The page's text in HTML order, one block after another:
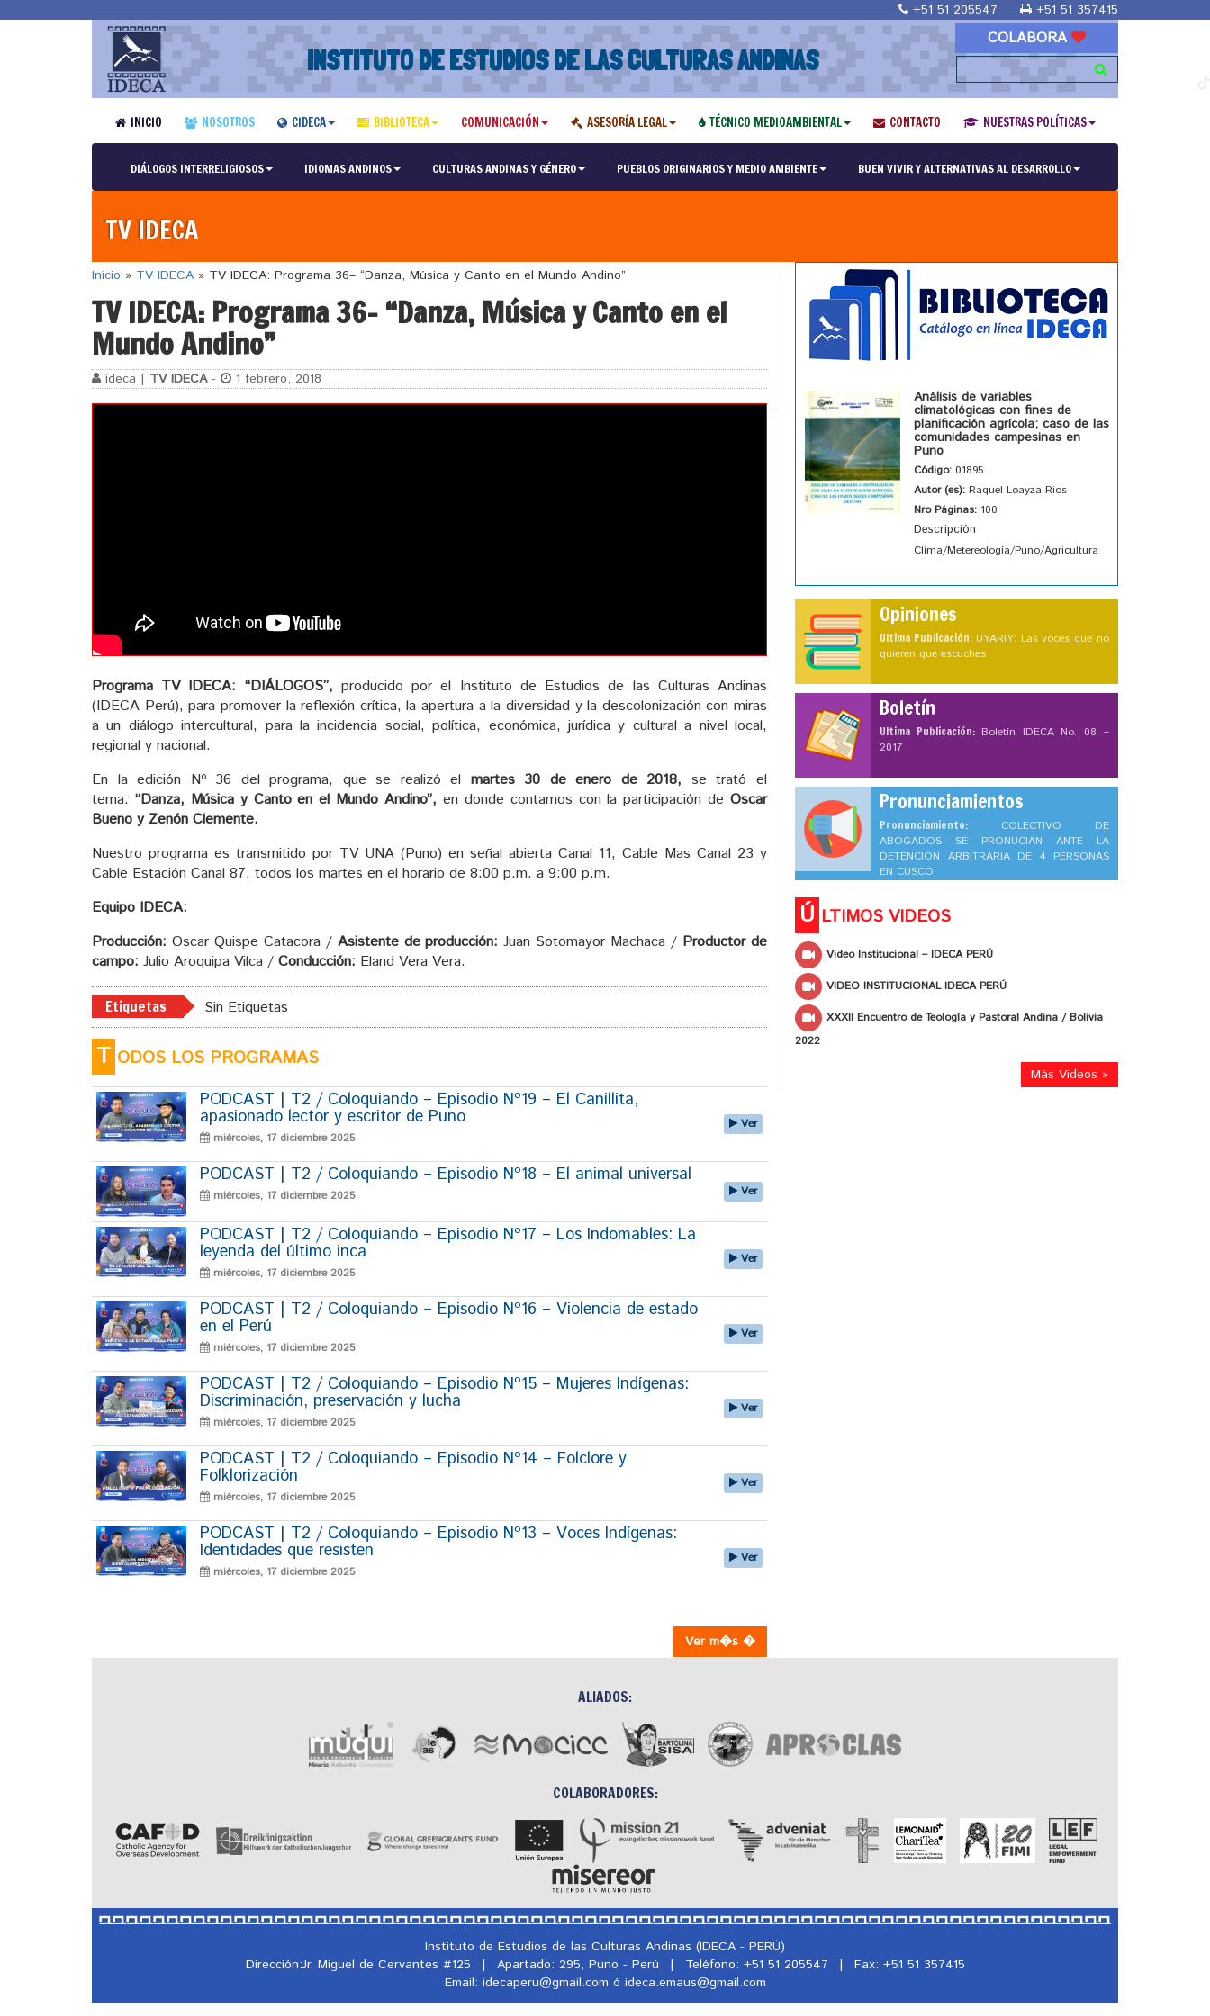
+51 51 205547 +51 51 357415
INSTITUTO DE ESTUDIOS DE LAS CULTURAS ANDINAS
COLABORA
INICIO NOSOTROS CIDECA BIBLIOTECA COMUNICACIÓN ASESORÍA LEGAL TÉCNICO MEDIOAMBIENTAL CONTACTO NUESTRAS POLÍTICAS
DIÁLOGOS INTERRELIGIOSOS IDIOMAS ANDINOS CULTURAS ANDINAS Y GÉNERO PUEBLOS ORIGINARIOS Y MEDIO AMBIENTE BUEN VIVIR Y ALTERNATIVAS AL DESARROLLO
TV IDECA
Inicio » TV IDECA » TV IDECA: Programa 36– “Danza, Música y Canto en el Mundo Andino”
TV IDECA: Programa 36– “Danza, Música y Canto en el
Mundo Andino”
ideca | TV IDECA- 1 febrero, 2018
Programa TV IDECA: “DIÁLOGOS”, producido por el Instituto de Estudios de las Culturas Andinas
(IDECA Perú), para promover la reflexión crítica, la apertura a la diversidad y la descolonización con miras
a un diálogo intercultural, para la incidencia social, política, económica, jurídica y cultural a nivel local,
regional y nacional.
En la edición Nº 36 del programa, que se realizó el martes 30 de enero de 2018, se trató el
tema: “Danza, Música y Canto en el Mundo Andino”, en donde contamos con la participación de Oscar
Bueno y Zenón Clemente.
Nuestro programa es transmitido por TV UNA (Puno) en señal abierta Canal 11, Cable Mas Canal 23 y
Cable Estación Canal 87, todos los martes en el horario de 8:00 p.m. a 9:00 p.m.
Equipo IDECA:
Producción: Oscar Quispe Catacora / Asistente de producción: Juan Sotomayor Machaca / Productor de
campo: Julio Aroquipa Vilca / Conducción: Eland Vera Vera.
Etiquetas Sin Etiquetas
T ODOS LOS PROGRAMAS
PODCAST | T2 / Coloquiando – Episodio Nº19 – El Canillita,
apasionado lector y escritor de Puno
miércoles, 17 diciembre 2025
Ver
PODCAST | T2 / Coloquiando – Episodio Nº18 – El animal universal
miércoles, 17 diciembre 2025 Ver
PODCAST | T2 / Coloquiando – Episodio Nº17 – Los Indomables: La
leyenda del último inca
miércoles, 17 diciembre 2025
Ver
PODCAST | T2 / Coloquiando – Episodio Nº16 – Violencia de estado
en el Perú
miércoles, 17 diciembre 2025
Ver
PODCAST | T2 / Coloquiando – Episodio Nº15 – Mujeres Indígenas:
Discriminación, preservación y lucha
miércoles, 17 diciembre 2025
Ver
PODCAST | T2 / Coloquiando – Episodio Nº14 – Folclore y
Folklorización
miércoles, 17 diciembre 2025
Ver
PODCAST | T2 / Coloquiando – Episodio Nº13 – Voces Indígenas:
Identidades que resisten
miércoles, 17 diciembre 2025
Ver
Ver m�s �
Análisis de variables
climatológicas con fines de
planificación agrícola; caso de las
comunidades campesinas en
Puno
Código: 01895
Autor (es): Raquel Loayza Rios
Nro Páginas: 100
Descripción
Clima/Metereología/Puno/Agricultura
Opiniones
Ultima Publicación: UYARIY: Las voces que no
quieren que escuches
Boletín
Ultima Publicación: Boletín IDECA No. 08 –
2017
Pronunciamientos
Pronunciamiento: COLECTIVO DE
ABOGADOS SE PRONUCIAN ANTE LA
DETENCION ARBITRARIA DE 4 PERSONAS
EN CUSCO
Ú LTIMOS VIDEOS
Video Institucional – IDECA PERÚ
VIDEO INSTITUCIONAL IDECA PERÚ
XXXII Encuentro de Teología y Pastoral Andina / Bolivia
2022
Más Videos »
ALIADOS:
COLABORADORES:
Instituto de Estudios de las Culturas Andinas (IDECA - PERÚ)
Dirección:Jr. Miguel de Cervantes #125
| Apartado: 295, Puno - Perú | Teléfono: +51 51 205547 |
Fax: +51 51 357415
Email: idecaperu@gmail.com ó ideca.emaus@gmail.com